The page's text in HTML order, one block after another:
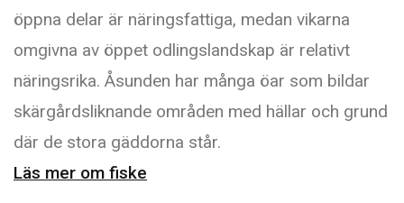
öppna delar är näringsfattiga, medan vikarna
omgivna av öppet odlingslandskap är relativt
näringsrika. Åsunden har många öar som bildar
skärgårdsliknande områden med hällar och grund
där de stora gäddorna står.
Läs mer om fiske